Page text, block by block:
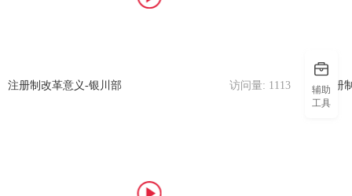
注册制改革意义-银川部 访问量: 1113 注册
辅助
工具